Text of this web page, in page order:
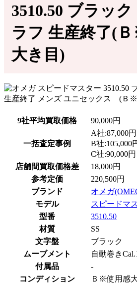
3510.50 ブラッ
ラフ 生産終了(
大き目)
9社平均買取価格 90,000円
一括査定事例
A社:87,000円
B社:105,000
C社:90,000円
店舗間買取価格差
18,000円
参考定価
220,500円
ブランド
オメガ
モデル
スピードマ
型番
3510.50
材質
SS
文字盤
ブラック
ムーブメント
自動巻き
付属品
-
コンディション
Ｂ※使用感